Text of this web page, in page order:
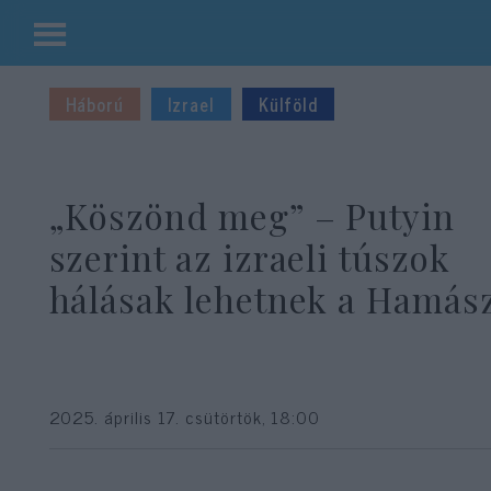
Kilépés
tartalomba
Háború Izrael Külföld
„Köszönd meg” – Putyin
szerint az izraeli túszok
hálásak lehetnek a
2025. április 17. csütörtök, 18:00